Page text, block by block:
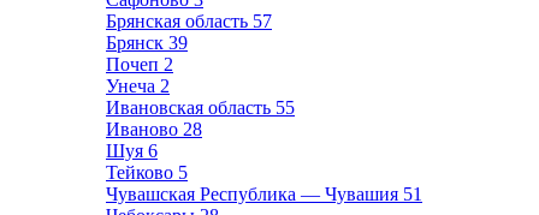
Брянская область 57
Брянск 39
Почеп 2
Унеча 2
Ивановская область 55
Иваново 28
Шуя 6
Тейково 5
Чувашская Республика — Чувашия 51